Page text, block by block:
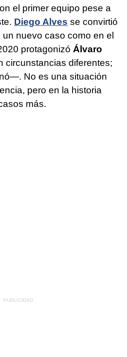
el primer equipo pese a
Diego Alves se convirtió
nuevo caso como en el
protagonizó Álvaro
diferentes;
No es una situación
pero en la historia
más.